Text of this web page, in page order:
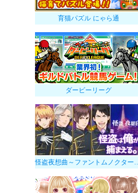
育猫パズル にゃら通
ダービーリーグ
怪盗夜想曲～フ